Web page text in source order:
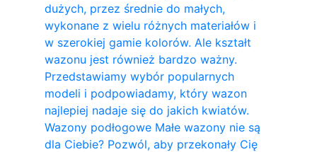
dużych, przez średnie do małych,
wykonane z wielu różnych materiałów i
w szerokiej gamie kolorów. Ale kształt
wazonu jest również bardzo ważny.
Przedstawiamy wybór popularnych
modeli i podpowiadamy, który wazon
najlepiej nadaje się do jakich kwiatów.
Wazony podłogowe Małe wazony nie są
dla Ciebie? Pozwól, aby przekonały Cię